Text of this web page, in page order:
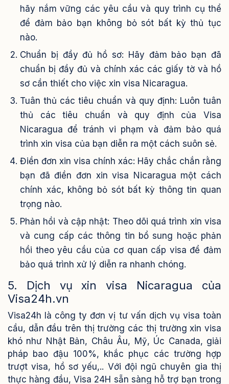
hãy nắm vững các yêu cầu và quy trình cụ thể
để đảm bảo bạn không bỏ sót bất kỳ thủ tục
nào.
Chuẩn bị đầy đủ hồ sơ: Hãy đảm bảo bạn đã
chuẩn bị đầy đủ và chính xác các giấy tờ và hồ
sơ cần thiết cho việc xin visa Nicaragua.
Tuân thủ các tiêu chuẩn và quy định: Luôn tuân
thủ các tiêu chuẩn và quy định của Visa
Nicaragua để tránh vi phạm và đảm bảo quá
trình xin visa của bạn diễn ra một cách suôn sẻ.
Điền đơn xin visa chính xác: Hãy chắc chắn rằng
bạn đã điền đơn xin visa Nicaragua một cách
chính xác, không bỏ sót bất kỳ thông tin quan
trọng nào.
Phản hồi và cập nhật: Theo dõi quá trình xin visa
và cung cấp các thông tin bổ sung hoặc phản
hồi theo yêu cầu của cơ quan cấp visa để đảm
bảo quá trình xử lý diễn ra nhanh chóng.
5. Dịch vụ xin visa Nicaragua của
Visa24h.vn
Visa24h là công ty đơn vị tư vấn dịch vụ visa toàn
cầu, dẫn đầu trên thị trường các thị trường xin visa
khó như Nhật Bản, Châu Âu, Mỹ, Úc Canada, giải
pháp bao đậu 100%, khắc phục các trường hợp
trượt visa, hồ sơ yếu,.. Với đội ngũ chuyên gia thị
thực hàng đầu, Visa 24H sẵn sàng hỗ trợ bạn trong